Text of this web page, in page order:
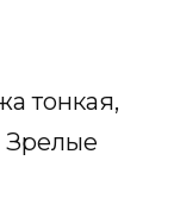
тонкая,
Зрелые